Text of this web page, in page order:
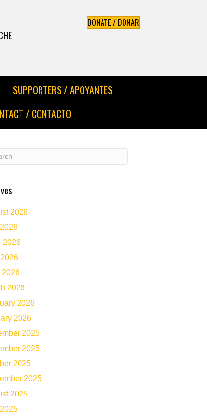
DONATE / DONAR
SUPPORTERS / APOYANTES
/ CONTACTO
2026
2026
2026
2026
2026
2026
2025
2025
2025
2025
2025